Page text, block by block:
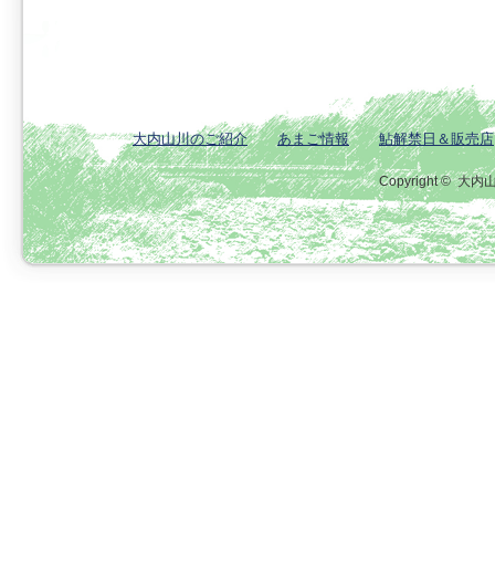
大内山川のご紹介 あまご情報 鮎解禁日＆販売店
Copyright ©大内